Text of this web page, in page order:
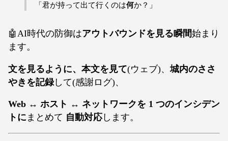
「君が持って出て行くのは何か？」
🤖AI時代の防御はアウトバウンドを見る瞬間始まり
ます。
文を見るように、本文を見て(ウェブ)、城内のささ
やきを記録して(感謝ログ)、
Web ↔ ホスト ↔ ネットワークを 1 つのインシデン
トに まとめて 自動対応します。